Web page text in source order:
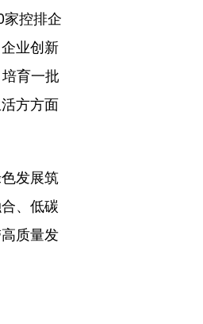
控排企
业创新
育一批
方方面
发展筑
、低碳
质量发